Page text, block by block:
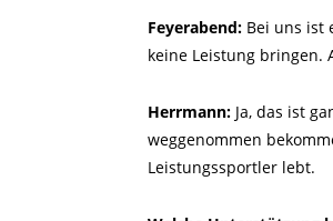
Feyerabend: Bei uns ist
keine Leistung bringen.
Herrmann: Ja, das ist
weggenommen
Leistungssportler lebt.